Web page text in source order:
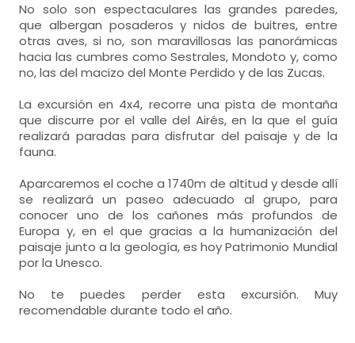
No solo son espectaculares las grandes paredes,
que albergan posaderos y nidos de buitres, entre
otras aves, si no, son maravillosas las panorámicas
hacia las cumbres como Sestrales, Mondoto y, como
no, las del macizo del Monte Perdido y de las Zucas.
La excursión en 4x4, recorre una pista de montaña
que discurre por el valle del Airés, en la que el guía
realizará paradas para disfrutar del paisaje y de la
fauna.
Aparcaremos el coche a 1740m de altitud y desde allí
se realizará un paseo adecuado al grupo, para
conocer uno de los cañones más profundos de
Europa y, en el que gracias a la humanización del
paisaje junto a la geología, es hoy Patrimonio Mundial
por la Unesco.
No te puedes perder esta excursión. Muy
recomendable durante todo el año.